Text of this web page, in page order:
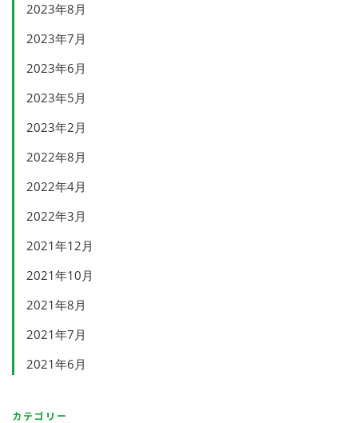
2023年8月
2023年7月
2023年6月
2023年5月
2023年2月
2022年8月
2022年4月
2022年3月
2021年12月
2021年10月
2021年8月
2021年7月
2021年6月
カテゴリー